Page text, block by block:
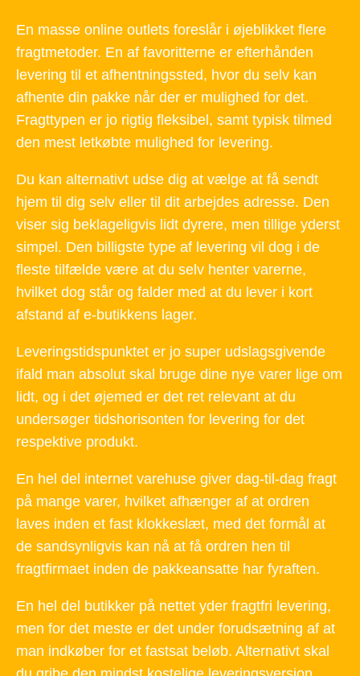
En masse online outlets foreslår i øjeblikket flere
fragtmetoder. En af favoritterne er efterhånden
levering til et afhentningssted, hvor du selv kan
afhente din pakke når der er mulighed for det.
Fragttypen er jo rigtig fleksibel, samt typisk tilmed
den mest letkøbte mulighed for levering.
Du kan alternativt udse dig at vælge at få sendt
hjem til dig selv eller til dit arbejdes adresse. Den
viser sig beklageligvis lidt dyrere, men tillige yderst
simpel. Den billigste type af levering vil dog i de
fleste tilfælde være at du selv henter varerne,
hvilket dog står og falder med at du lever i kort
afstand af e-butikkens lager.
Leveringstidspunktet er jo super udslagsgivende
ifald man absolut skal bruge dine nye varer lige om
lidt, og i det øjemed er det ret relevant at du
undersøger tidshorisonten for levering for det
respektive produkt.
En hel del internet varehuse giver dag-til-dag fragt
på mange varer, hvilket afhænger af at ordren
laves inden et fast klokkeslæt, med det formål at
de sandsynligvis kan nå at få ordren hen til
fragtfirmaet inden de pakkeansatte har fyraften.
En hel del butikker på nettet yder fragtfri levering,
men for det meste er det under forudsætning af at
man indkøber for et fastsat beløb. Alternativt skal